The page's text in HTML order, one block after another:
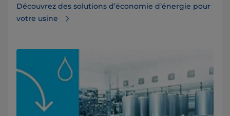
Découvrez des solutions d’économie d’énergie pour
votre usine